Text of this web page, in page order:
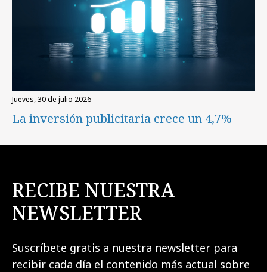
jueves, 30 de julio 2026
La inversión publicitaria crece un 4,7%
RECIBE NUESTRA
NEWSLETTER
Suscríbete gratis a nuestra newsletter para
recibir cada día el contenido más actual sobre